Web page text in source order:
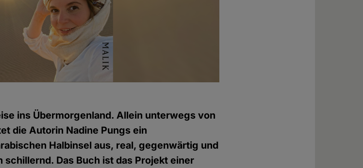
ins Übermorgenland. Allein unterwegs von
die Autorin Nadine Pungs ein
Halbinsel aus, real, gegenwärtig und
Das Buch ist das Projekt einer